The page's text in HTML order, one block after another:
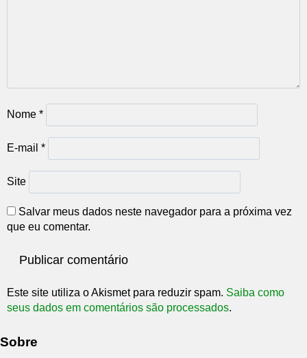
Nome *
E-mail *
Site
Salvar meus dados neste navegador para a próxima vez
que eu comentar.
Este site utiliza o Akismet para reduzir spam. Saiba como
seus dados em comentários são processados.
Sobre